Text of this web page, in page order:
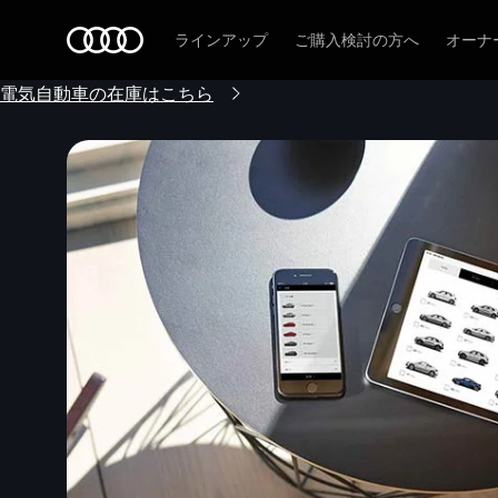
ラインアップ ご購入検討の方へ オーナ
電気自動車の在庫はこちら